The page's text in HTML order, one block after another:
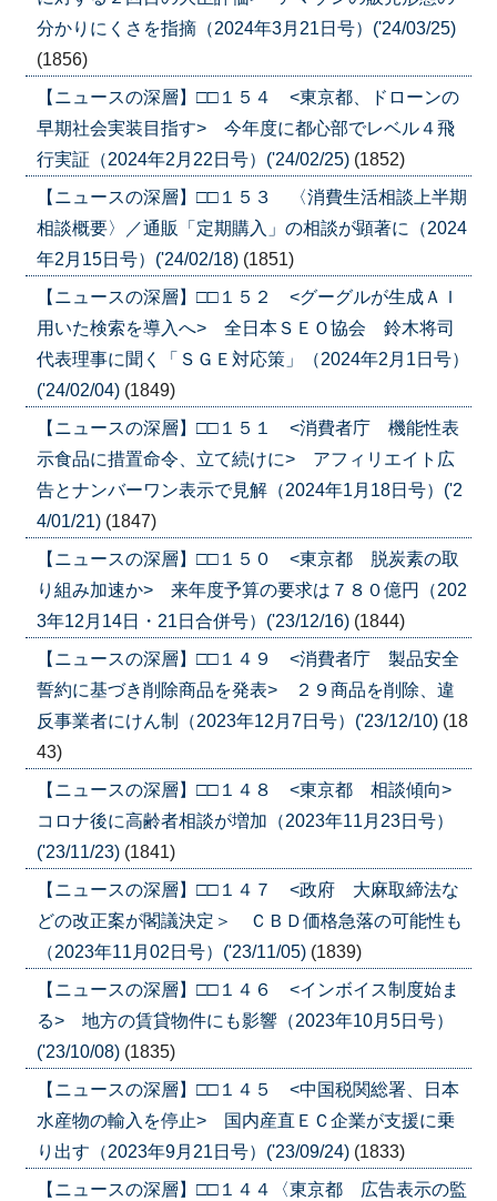
分かりにくさを指摘（2024年3月21日号）('24/03/25)
(1856)
【ニュースの深層】□□１５４ <東京都、ドローンの
早期社会実装目指す> 今年度に都心部でレベル４飛
行実証（2024年2月22日号）('24/02/25) (1852)
【ニュースの深層】□□１５３ 〈消費生活相談上半期
相談概要〉／通販「定期購入」の相談が顕著に（2024
年2月15日号）('24/02/18) (1851)
【ニュースの深層】□□１５２ <グーグルが生成ＡＩ
用いた検索を導入へ> 全日本ＳＥＯ協会 鈴木将司
代表理事に聞く「ＳＧＥ対応策」（2024年2月1日号）
('24/02/04) (1849)
【ニュースの深層】□□１５１ <消費者庁 機能性表
示食品に措置命令、立て続けに> アフィリエイト広
告とナンバーワン表示で見解（2024年1月18日号）('2
4/01/21) (1847)
【ニュースの深層】□□１５０ <東京都 脱炭素の取
り組み加速か> 来年度予算の要求は７８０億円（202
3年12月14日・21日合併号）('23/12/16) (1844)
【ニュースの深層】□□１４９ <消費者庁 製品安全
誓約に基づき削除商品を発表> ２９商品を削除、違
反事業者にけん制（2023年12月7日号）('23/12/10) (18
43)
【ニュースの深層】□□１４８ <東京都 相談傾向>
コロナ後に高齢者相談が増加（2023年11月23日号）
('23/11/23) (1841)
【ニュースの深層】□□１４７ <政府 大麻取締法な
どの改正案が閣議決定＞ ＣＢＤ価格急落の可能性も
（2023年11月02日号）('23/11/05) (1839)
【ニュースの深層】□□１４６ <インボイス制度始ま
る> 地方の賃貸物件にも影響（2023年10月5日号）
('23/10/08) (1835)
【ニュースの深層】□□１４５ <中国税関総署、日本
水産物の輸入を停止> 国内産直ＥＣ企業が支援に乗
り出す（2023年9月21日号）('23/09/24) (1833)
【ニュースの深層】□□１４４〈東京都 広告表示の監